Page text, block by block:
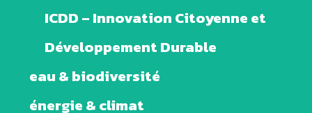
ICDD – Innovation Citoyenne et
Développement Durable
eau & biodiversité
énergie & climat